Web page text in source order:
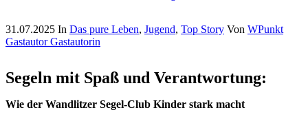
31.07.2025 In Das pure Leben, Jugend, Top Story Von WPunkt
Gastautor Gastautorin
Segeln mit Spaß und Verantwortung:
Wie der Wandlitzer Segel-Club Kinder stark macht